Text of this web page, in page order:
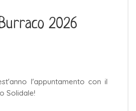
2026
l'appuntamento con il
Solidale!